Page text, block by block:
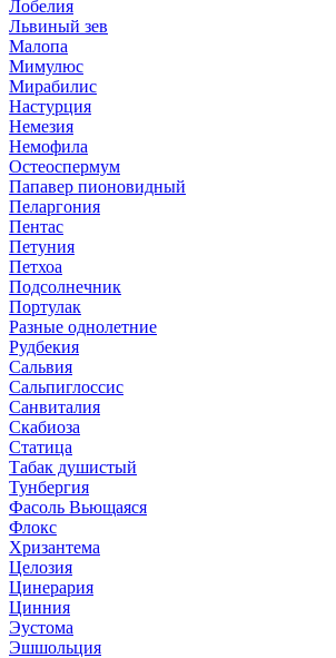
Лобелия
Львиный зев
Малопа
Мимулюс
Мирабилис
Настурция
Немезия
Немофила
Остеоспермум
Папавер пионовидный
Пеларгония
Пентас
Петуния
Петхоа
Подсолнечник
Портулак
Разные однолетние
Рудбекия
Сальвия
Сальпиглоссис
Санвиталия
Скабиоза
Статица
Табак душистый
Тунбергия
Фасоль Вьющаяся
Флокс
Хризантема
Целозия
Цинерария
Цинния
Эустома
Эшшольция